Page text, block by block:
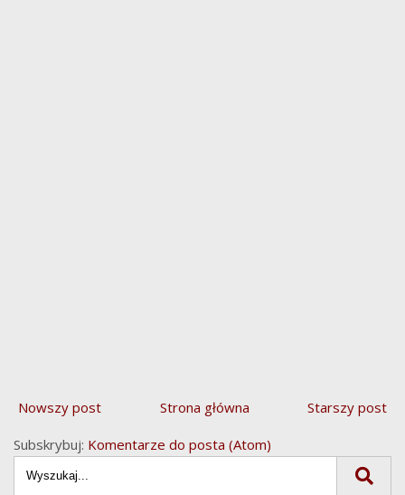
Nowszy post Starszy post
Strona główna
Subskrybuj: Komentarze do posta (Atom)